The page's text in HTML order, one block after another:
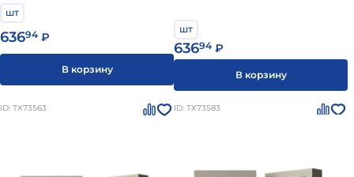
шт
63694 ₽
В корзину
шт
63694 ₽
В корзину
ID: ТХ73563 ID: ТХ73583